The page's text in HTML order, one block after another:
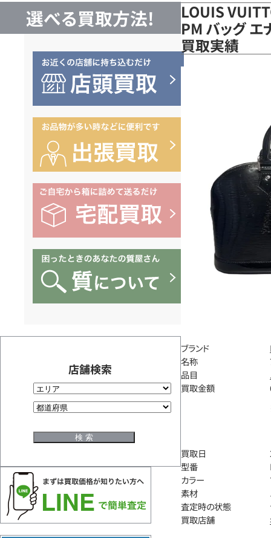
選べる買取方法!
店舗検索
LOUIS
PM バッグ エ
買取実績
ブランド
名称
品目
買取金額
買取日
型番
カラー
素材
査定時の状態
買取店舗